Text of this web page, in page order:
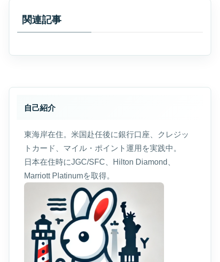
関連記事
自己紹介
東海岸在住。米国赴任後に銀行口座、クレジッ
トカード、マイル・ポイント運用を実践中。
日本在住時にJGC/SFC、Hilton Diamond、
Marriott Platinumを取得。